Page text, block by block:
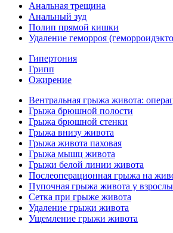
Анальная трещина
Анальный зуд
Полип прямой кишки
Удаление геморроя
Гипертония
Грипп
Ожирение
Вентральная грыжа живота:
Грыжа брюшной полости
Грыжа брюшной стенки
Грыжа внизу живота
Грыжа живота паховая
Грыжа мышц живота
Грыжи белой линии живота
Послеоперационная грыжа на
Пупочная грыжа живота у
Сетка при грыже живота
Удаление грыжи живота
Ущемление грыжи живота